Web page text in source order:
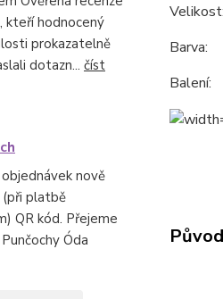
kteří hodnocený
prokazatelně
dotazn... číst
nově
platbě
QR kód. Přejeme
Óda
Barva:
Balení: